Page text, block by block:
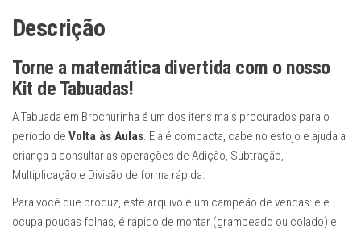
Descrição
Torne a matemática divertida com o nosso
Kit de Tabuadas!
A Tabuada em Brochurinha é um dos itens mais procurados para o
período de Volta às Aulas. Ela é compacta, cabe no estojo e ajuda a
criança a consultar as operações de Adição, Subtração,
Multiplicação e Divisão de forma rápida.
Para você que produz, este arquivo é um campeão de vendas: ele
ocupa poucas folhas, é rápido de montar (grampeado ou colado) e